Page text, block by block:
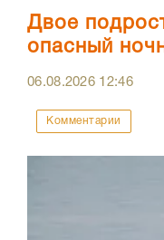
Двое
опасный
06.08.2026 12:46
Комментарии